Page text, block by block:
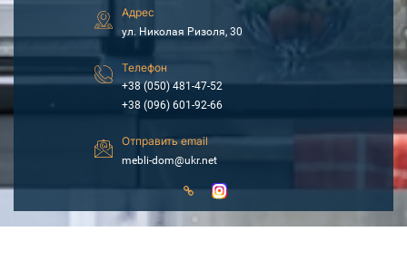
Адрес
ул. Николая Ризоля, 30
Телефон
+38 (050) 481-47-52
+38 (096) 601-92-66
Отправить email
mebli-dom@ukr.net